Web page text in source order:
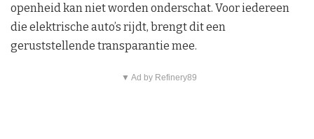
openheid kan niet worden onderschat. Voor iedereen
die elektrische auto’s rijdt, brengt dit een
geruststellende transparantie mee.
▼ Ad by Refinery89